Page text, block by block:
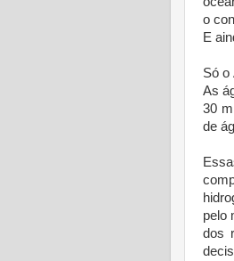
o
E
Só o
As
30
de
pelo
dos